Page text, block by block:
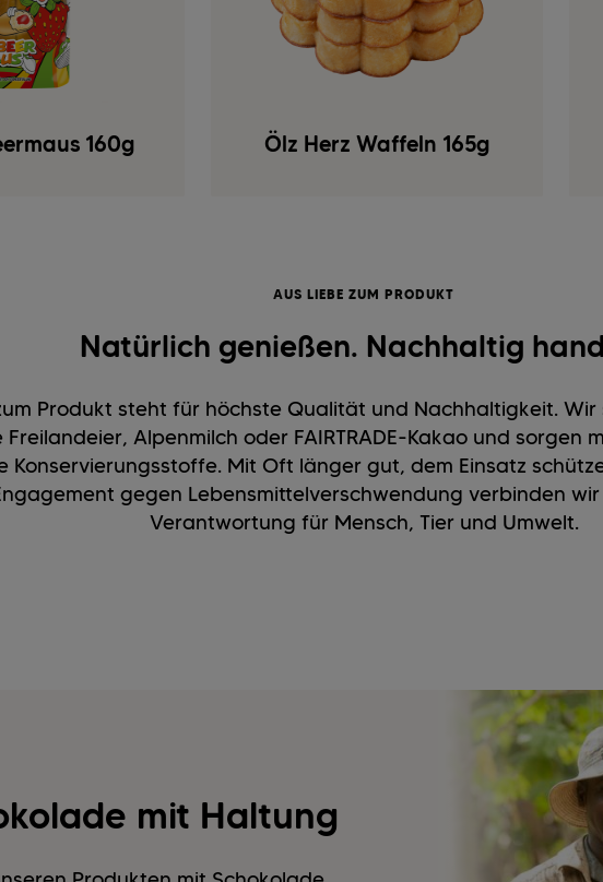
160g Ölz Herz Waffeln 165g
AUS LIEBE ZUM PRODUKT
Natürlich genießen. Nachhaltig
Produkt steht für höchste Qualität und Nachhaltigkeit.
Freilandeier, Alpenmilch oder FAIRTRADE-Kakao und sorgen
Konservierungsstoffe. Mit Oft länger gut, dem Einsatz
gegen Lebensmittelverschwendung verbinden
Verantwortung für Mensch, Tier und Umwelt.
mit Haltung